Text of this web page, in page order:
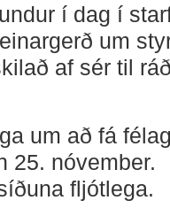
í dag í
um
af sér til
um að fá
25.
fljótlega.